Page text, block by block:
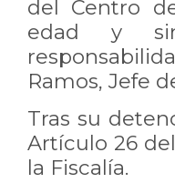
del Centro
edad y
Ramos, Jefe
Tras su
Artículo 26
la Fiscalía.